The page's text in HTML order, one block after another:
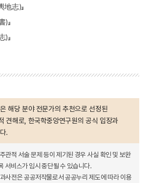
地志)』
)』
)』
해당 분야 전문가의 추천으로 선정된
견해로, 한국학중앙연구원의 공식 입장과
.
관적 서술 문제 등이 제기된 경우 사실 확인 및 보완
서비스가 임시 중단될 수 있습니다.
사전은 공공저작물로서 공공누리 제도에 따라 이용